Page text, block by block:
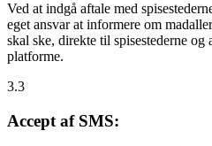
Ved at indgå aftale med
eget ansvar at informere om
skal ske, direkte til spisestederne
platforme.
3.3
Accept af SMS: